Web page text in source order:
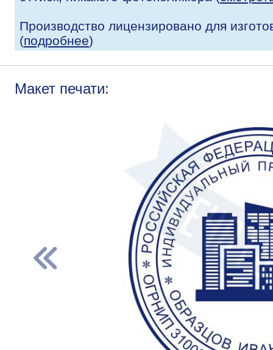
Производство лицензировано для
(подробнее)
Макет печати: